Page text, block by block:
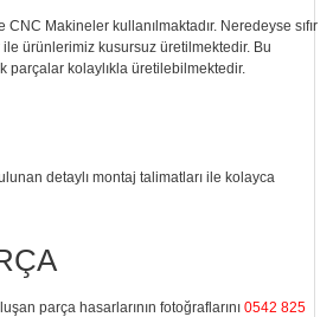
CNC Makineler kullanılmaktadır. Neredeyse sıfır
ürünlerimiz kusursuz üretilmektedir. Bu
parçalar kolaylıkla üretilebilmektedir.
detaylı montaj talimatları ile kolayca
parça hasarlarının fotoğraflarını 0542 825